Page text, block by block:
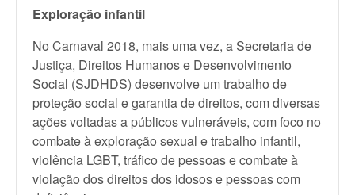
Exploração infantil
No Carnaval 2018, mais uma vez, a Secretaria de
Justiça, Direitos Humanos e Desenvolvimento
Social (SJDHDS) desenvolve um trabalho de
proteção social e garantia de direitos, com diversas
ações voltadas a públicos vulneráveis, com foco no
combate à exploração sexual e trabalho infantil,
violência LGBT, tráfico de pessoas e combate à
violação dos direitos dos idosos e pessoas com